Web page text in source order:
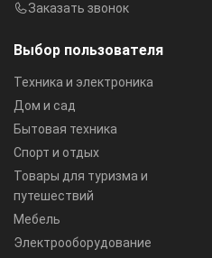
Выбор пользователя
Техника и электроника
Дом и сад
Бытовая техника
Спорт и отдых
Товары для туризма и
путешествий
Мебель
Электрооборудование
Заказать звонок